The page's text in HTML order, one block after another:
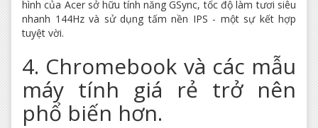
hình của Acer sở hữu tính năng GSync, tốc độ làm tươi siêu
nhanh 144Hz và sử dụng tấm nền IPS - một sự kết hợp
tuyệt vời.
4. Chromebook và các mẫu
máy tính giá rẻ trở nên
phổ biến hơn.